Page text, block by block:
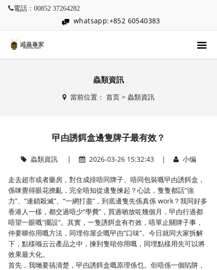
電話：00852 37264282
whatsapp:+852 60540383
蟲類資訊
當前位置： 首页> 蟲類資訊
曱甴誘餌盒邊隻牌子最有效？
蟲類資訊| 2026-03-26 15:32:43 | 小编
走去超市或者藥房，對住成排唔同牌子、唔同包裝嘅曱甴誘餌盒，
係咪覺得眼花撩亂，完全唔知從邊隻揀起？心諗，隻隻都話“強
力”、“連鎖殺滅”、“一網打盡”，到底邊隻先係真係 work？我同好多
香港人一樣，都交過唔少“學費”，買過啲放咗幾個月，曱甴行過都
唔望一眼嘅“擺設”。其實，一隻誘餌盒有冇效，唔單止關牌子事，
仲要睇你用嘅方法，同埋你屋企嘅曱甴“口味”。今日就同大家拆解
下，點樣喺云云產品之中，揀到隻啱你用嘅，同埋點樣用先可以將
效果最大化。
首先，我哋要搞清楚，曱甴誘餌盒嘅原理係乜。佢唔係一個陷阱，